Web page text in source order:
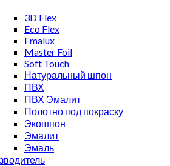
3D Flex
Eco Flex
Emalux
Master Foil
Soft Touch
Натуральный шпон
ПВХ
ПВХ Эмалит
Полотно под покраску
Экошпон
Эмалит
Эмаль